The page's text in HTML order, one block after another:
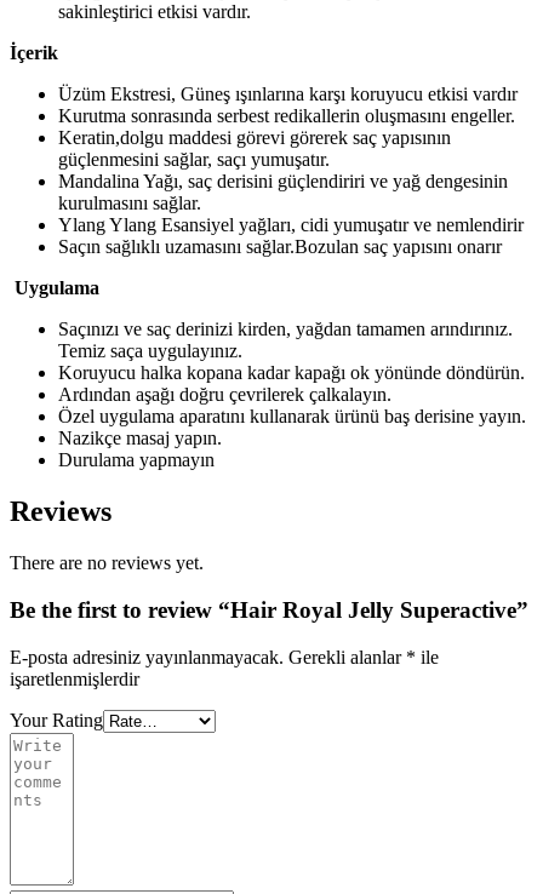
sakinleştirici etkisi vardır.
İçerik
Üzüm Ekstresi, Güneş ışınlarına karşı koruyucu etkisi vardır
Kurutma sonrasında serbest redikallerin oluşmasını engeller.
Keratin,dolgu maddesi görevi görerek saç yapısının
güçlenmesini sağlar, saçı yumuşatır.
Mandalina Yağı, saç derisini güçlendiriri ve yağ dengesinin
kurulmasını sağlar.
Ylang Ylang Esansiyel yağları, cidi yumuşatır ve nemlendirir
Saçın sağlıklı uzamasını sağlar.Bozulan saç yapısını onarır
Uygulama
Saçınızı ve saç derinizi kirden, yağdan tamamen arındırınız.
Temiz saça uygulayınız.
Koruyucu halka kopana kadar kapağı ok yönünde döndürün.
Ardından aşağı doğru çevrilerek çalkalayın.
Özel uygulama aparatını kullanarak ürünü baş derisine yayın.
Nazikçe masaj yapın.
Durulama yapmayın
Reviews
There are no reviews yet.
Be the first to review “Hair Royal Jelly Superactive”
E-posta adresiniz yayınlanmayacak. Gerekli alanlar * ile
işaretlenmişlerdir
Your Rating